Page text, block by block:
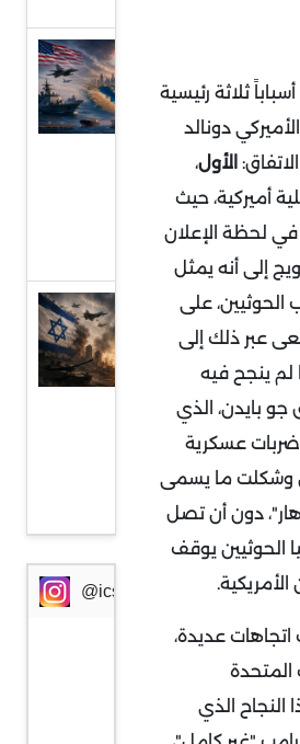
ثلاثة رئيسية
دونالد
الأول،
أميركية، حيث
لحظة الإعلان
إلى أنه يمثل
الحوثيين، على
عبر ذلك إلى
لم ينجح فيه
جو بايدن، الذي
عسكرية
وشكلت ما يسمى
دون أن تصل
الحوثيين يوقف
عديدة،
المتحدة
النجاح الذي
بين
الهدنة
الهشة
والحرب
منخفضة
قراءة
في
عودة
المواجهة
المباشرة
بين إيران
وإسرائيل
@icssresearch